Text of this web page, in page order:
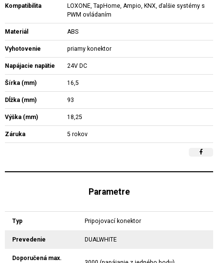
Kompatibilita
LOXONE, TapHome, Ampio, KNX, ďalšie systémy s
PWM ovládaním
Materiál ABS
Vyhotovenie priamy konektor
Napájacie napätie 24V DC
Šírka (mm) 16,5
Dĺžka (mm) 93
Výška (mm) 18,25
Záruka 5 rokov
Parametre
Typ Pripojovací konektor
Prevedenie DUALWHITE
Doporučená max.